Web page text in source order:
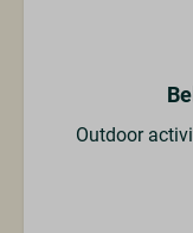
Outdoor